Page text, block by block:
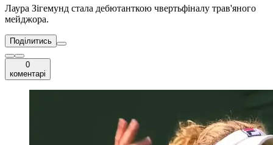
Лаура Зігемунд стала дебютанткою чвертьфіналу трав'яного
мейджора.
Поділитись
0
коментарі